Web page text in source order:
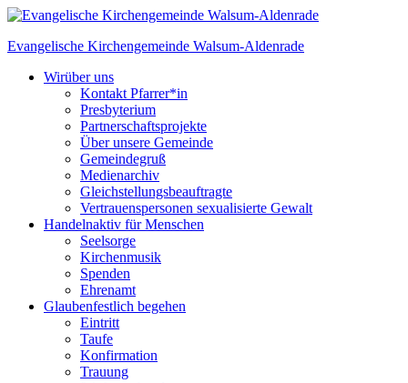
Skip
content
Evangelische Kirchengemeinde Walsum-Aldenrade
Wirüber uns
Kontakt Pfarrer*in
Presbyterium
Partnerschaftsprojekte
Über unsere Gemeinde
Gemeindegruß
Medienarchiv
Gleichstellungs­beauftragte
Vertrauenspersonen sexualisierte Gewalt
Handelnaktiv für Menschen
Seelsorge
Kirchenmusik
Spenden
Ehrenamt
Glaubenfestlich begehen
Eintritt
Taufe
Konfirmation
Trauung